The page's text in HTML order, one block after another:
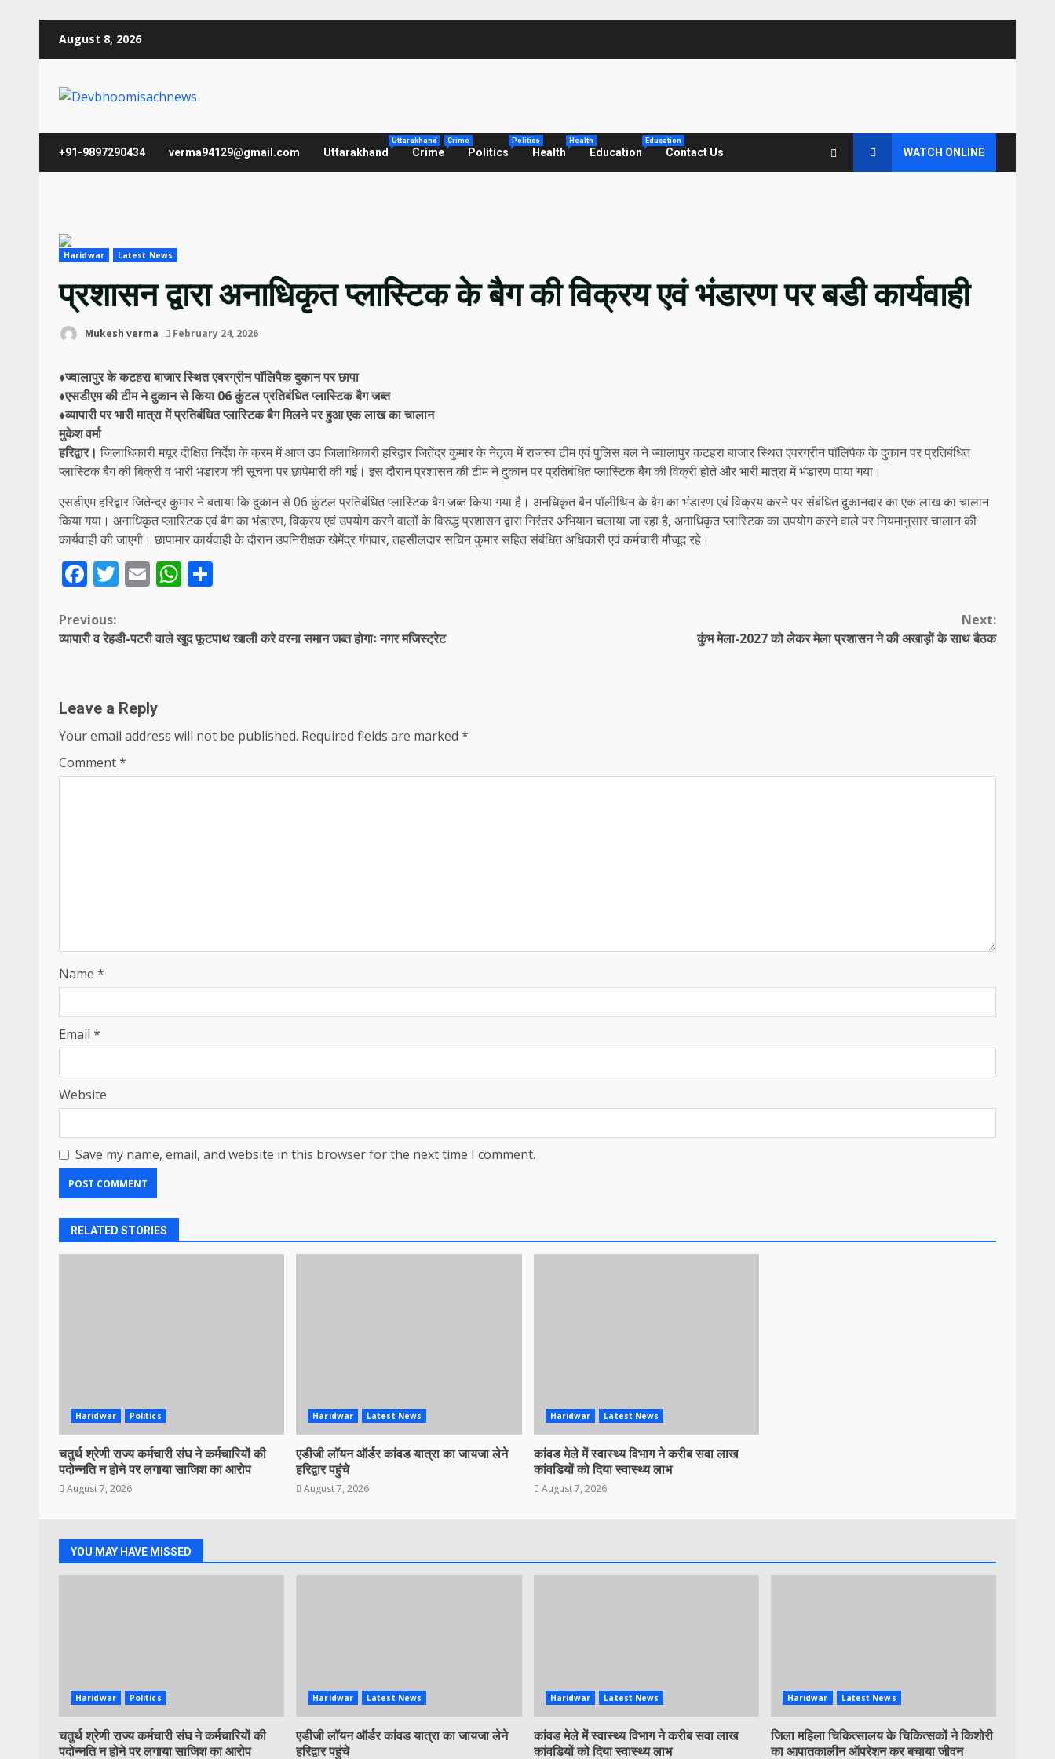
August 8, 2026
+91-9897290434 verma94129@gmail.com Uttarakhand
Uttarakhand
Crime
Crime
Politics
Politics
Health
Health
Education
Education
Contact Us WATCH ONLINE
Haridwar Latest News
प्रशासन द्वारा अनाधिकृत प्लास्टिक के बैग की विक्रय एवं भंडारण पर बडी कार्यवाही
Mukesh verma February 24, 2026
♦ज्वालापुर के कटहरा बाजार स्थित एवरग्रीन पॉलिपैक दुकान पर छापा
♦एसडीएम की टीम ने दुकान से किया 06 कुंटल प्रतिबंधित प्लास्टिक बैग जब्त
♦व्यापारी पर भारी मात्रा में प्रतिबंधित प्लास्टिक बैग मिलने पर हुआ एक लाख का चालान
मुकेश वर्मा
हरिद्वार। जिलाधिकारी मयूर दीक्षित निर्देश के क्रम में आज उप जिलाधिकारी हरिद्वार जितेंद्र कुमार के नेतृत्व में राजस्व टीम एवं पुलिस बल ने ज्वालापुर कटहरा बाजार स्थित एवरग्रीन पॉलिपैक के दुकान पर प्रतिबंधित
प्लास्टिक बैग की बिक्री व भारी भंडारण की सूचना पर छापेमारी की गई। इस दौरान प्रशासन की टीम ने दुकान पर प्रतिबंधित प्लास्टिक बैग की विक्री होते और भारी मात्रा में भंडारण पाया गया।
एसडीएम हरिद्वार जितेन्द्र कुमार ने बताया कि दुकान से 06 कुंटल प्रतिबंधित प्लास्टिक बैग जब्त किया गया है। अनधिकृत बैन पॉलीथिन के बैग का भंडारण एवं विक्रय करने पर संबंधित दुकानदार का एक लाख का चालान
किया गया। अनाधिकृत प्लास्टिक एवं बैग का भंडारण, विक्रय एवं उपयोग करने वालों के विरुद्ध प्रशासन द्वारा निरंतर अभियान चलाया जा रहा है, अनाधिकृत प्लास्टिक का उपयोग करने वाले पर नियमानुसार चालान की
कार्यवाही की जाएगी। छापामार कार्यवाही के दौरान उपनिरीक्षक खेमेंद्र गंगवार, तहसीलदार सचिन कुमार सहित संबंधित अधिकारी एवं कर्मचारी मौजूद रहे।
Facebook
Twitter
EmailWhatsApp
Continue
Previous:
व्यापारी व रेहडी-पटरी वाले खुद फूटपाथ खाली करे वरना समान जब्त होगाः नगर मजिस्ट्रेट
Next:
कुंभ मेला-2027 को लेकर मेला प्रशासन ने की अखाड़ों के साथ बैठक
Leave a Reply
Your email address will not be published. Required fields are marked *
Comment*
Name *
Email *
Website
Save my name, email, and website in this browser for the next time I comment.
RELATED STORIES
Haridwar Politics
चतुर्थ श्रेणी राज्य कर्मचारी संघ ने कर्मचारियों की
पदोन्नति न होने पर लगाया साजिश का आरोप
August 7, 2026
Haridwar Latest News
एडीजी लॉयन ऑर्डर कांवड यात्रा का जायजा लेने
हरिद्वार पहुंचे
August 7, 2026
Haridwar Latest News
कांवड मेले में स्वास्थ्य विभाग ने करीब सवा लाख
कांवडियों को दिया स्वास्थ्य लाभ
August 7, 2026
YOU MAY HAVE MISSED
Haridwar Politics
चतुर्थ श्रेणी राज्य कर्मचारी संघ ने कर्मचारियों की
पदोन्नति न होने पर लगाया साजिश का आरोप
Haridwar Latest News
एडीजी लॉयन ऑर्डर कांवड यात्रा का जायजा लेने
हरिद्वार पहुंचे
Haridwar Latest News
कांवड मेले में स्वास्थ्य विभाग ने करीब सवा लाख
कांवडियों को दिया स्वास्थ्य लाभ
Haridwar Latest News
जिला महिला चिकित्सालय के चिकित्सकों ने किशोरी
का आपातकालीन ऑपरेशन कर बचाया जीवन